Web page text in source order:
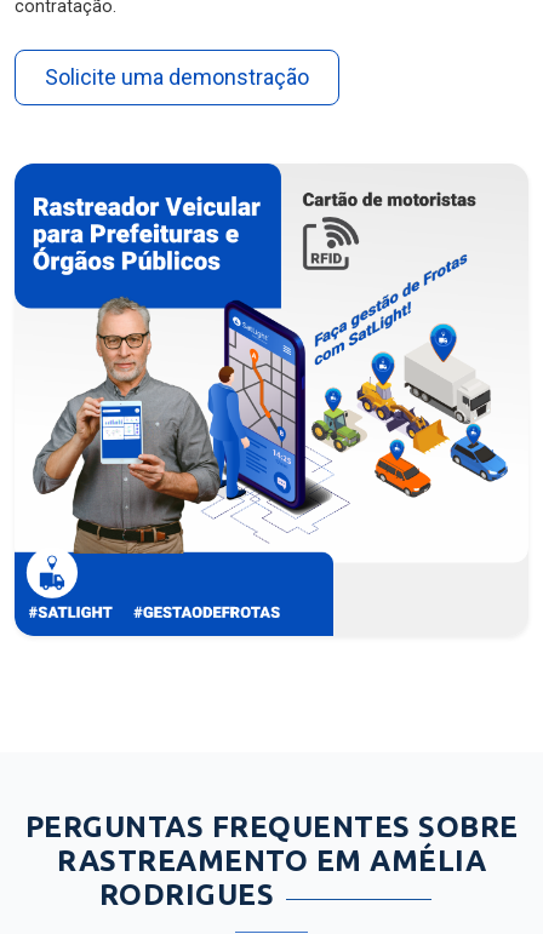
contratação.
Solicite uma demonstração
PERGUNTAS FREQUENTES SOBRE
RASTREAMENTO EM AMÉLIA
RODRIGUES